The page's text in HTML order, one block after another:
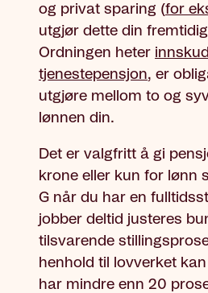
og privat sparing (for
utgjør dette din
Ordningen heter
tjenestepensjon, er
utgjøre mellom to og
lønnen din.
Det er valgfritt å gi
krone eller kun for lønn
G når du har en
jobber deltid justeres
tilsvarende
henhold til lovverket
har mindre enn 20